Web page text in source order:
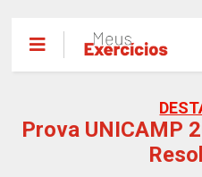
Prova UNICAMP